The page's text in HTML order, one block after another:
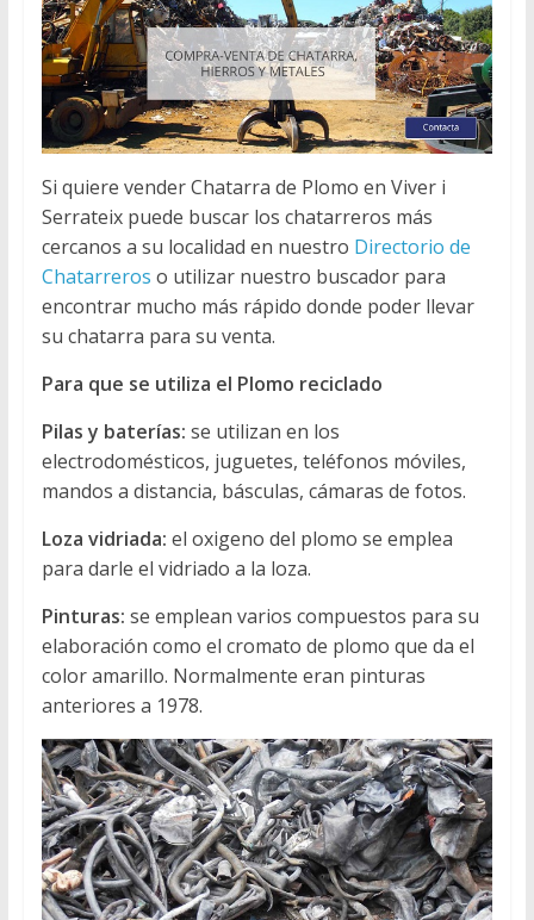
Si quiere vender Chatarra de Plomo en Viver i
Serrateix puede buscar los chatarreros más
cercanos a su localidad en nuestro Directorio de
Chatarreros o utilizar nuestro buscador para
encontrar mucho más rápido donde poder llevar
su chatarra para su venta.
Para que se utiliza el Plomo reciclado
Pilas y baterías: se utilizan en los
electrodomésticos, juguetes, teléfonos móviles,
mandos a distancia, básculas, cámaras de fotos.
Loza vidriada: el oxigeno del plomo se emplea
para darle el vidriado a la loza.
Pinturas: se emplean varios compuestos para su
elaboración como el cromato de plomo que da el
color amarillo. Normalmente eran pinturas
anteriores a 1978.